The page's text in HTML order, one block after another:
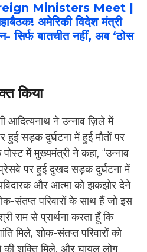
Ministers Meet |
अमेरिकी विदेश मंत्री
सिर्फ बातचीत नहीं, अब ‘ठोस
किया
आदित्यनाथ ने उन्नाव ज़िले में
सड़क दुर्घटना में हुई मौतों पर
में मुख्यमंत्री ने कहा, “उन्नाव
पर हुई दुखद सड़क दुर्घटना में
और आत्मा को झकझोर देने
संतप्त परिवारों के साथ हैं जो इस
राम से प्रार्थना करता हूँ कि
मिले, शोक-संतप्त परिवारों को
शक्ति मिले, और घायल लोग